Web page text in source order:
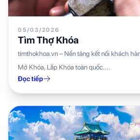
05/03/2026
Tìm Thợ Khóa
timthokhoa.vn – Nền tảng kết nối khách
Mở Khóa, Lắp Khóa toàn quốc....
Đọc tiếp